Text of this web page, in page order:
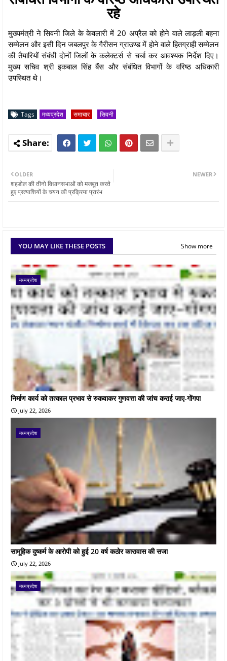
रहे
मुख्यमंत्री ने सिवनी जिले के केवलारी में 20 अप्रैल को होने वाले लाड़ली बहना
सम्मेलन और इसी दिन जबलपुर के गैरीसन ग्राउण्ड में होने वाले हितग्राही सम्मेलन
की तैयारियों संबंधी दोनों जिलों के कलेक्टर्स से चर्चा कर आवश्यक निर्देश दिए।
मुख्य सचिव श्री इकबाल सिंह बैंस और संबंधित विभागों के वरिष्ठ अधिकारी
उपस्थित थे।
Tags मध्यप्रदेश समाचार सिवनी
NEWER
OLDER
शहडोल की तीनो विधानसभाओं को मजबूत करते
हुए प्रत्याशियों के चयन की प्रक्रिया प्रारंभ
YOU MAY LIKE THESE POSTS Show more
मध्यप्रदेश
निर्माण कार्य को तत्काल प्रभाव से रुकवाकर गुणवत्ता की जांच कराई जाए-गोंगपा
July 22, 2026
मध्यप्रदेश
सामूहिक दुष्कर्म के आरोपी को हुई 20 वर्ष कठोर कारावास की सजा
July 22, 2026
मध्यप्रदेश